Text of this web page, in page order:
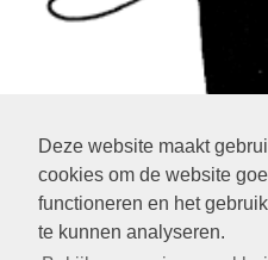
Deze website maakt
cookies om de website
functioneren en het
te kunnen analyseren.
klik op het plaatje
LOGIN EXTRANET